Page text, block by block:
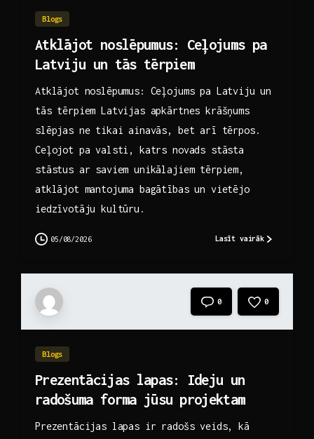
Blogs
Atklājot noslēpumus: Ceļojums pa
Latviju un tās tērpiem
Atklājot noslēpumus: Ceļojums pa Latviju un
tās tērpiem Latvijas apkārtnes krāšņums
slēpjas ne tikai ainavās, bet arī tērpos.
Ceļojot pa valsti, katrs novads stāsta
stāstus ar saviem unikālajiem tērpiem,
atklājot mantojuma bagātības un vietējo
iedzīvotāju kultūru.
05/08/2026 Lasīt vairāk
0 0
Blogs
Prezentācijas lapas: Ideju un
radošuma forma jūsu projektam
Prezentācijas lapas ir radošs veids, kā